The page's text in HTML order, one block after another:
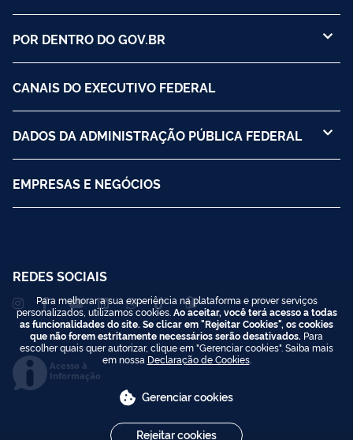
POR DENTRO DO GOV.BR
CANAIS DO EXECUTIVO FEDERAL
DADOS DA ADMINISTRAÇÃO PÚBLICA FEDERAL
EMPRESAS E NEGÓCIOS
REDES SOCIAIS
Acesso à
Informação
Para melhorar a sua experiência na plataforma e prover serviços
personalizados, utilizamos cookies. Ao aceitar, você terá acesso a todas
as funcionalidades do site. Se clicar em "Rejeitar Cookies", os cookies
que não forem estritamente necessários serão desativados. Para
escolher quais quer autorizar, clique em "Gerenciar cookies". Saiba mais
em nossa Declaração de Cookies.
Gerenciar cookies
Rejeitar cookies